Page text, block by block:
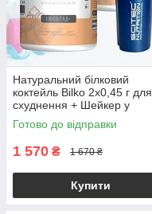
Натуральний білковий
коктейль Bilko 2х0,45 г для
схуднення + Шейкер у
комплекті
Готово до відправки
1 570 ₴ 1 670 ₴
Купити